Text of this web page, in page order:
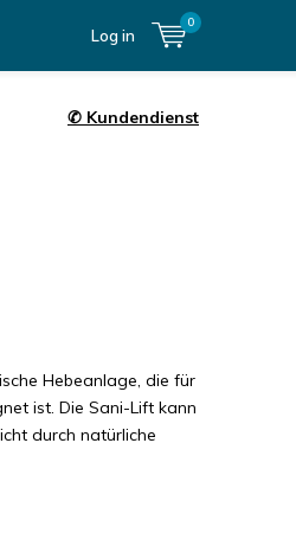
Log in
0
✆ Kundendienst
Hebeanlage, die für
ist. Die Sani-Lift kann
durch natürliche